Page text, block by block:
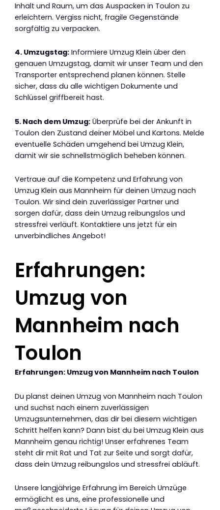
Inhalt und Raum, um das Auspacken in Toulon zu
erleichtern. Vergiss nicht, fragile Gegenstände
sorgfältig zu verpacken.
4. Umzugstag: Informiere Umzug Klein über den
genauen Umzugstag, damit wir unser Team und den
Transporter entsprechend planen können. Stelle
sicher, dass du alle wichtigen Dokumente und
Schlüssel griffbereit hast.
5. Nach dem Umzug: Überprüfe bei der Ankunft in
Toulon den Zustand deiner Möbel und Kartons. Melde
eventuelle Schäden umgehend bei Umzug Klein,
damit wir sie schnellstmöglich beheben können.
Vertraue auf die Kompetenz und Erfahrung von
Umzug Klein aus Mannheim für deinen Umzug nach
Toulon. Wir sind dein zuverlässiger Partner und
sorgen dafür, dass dein Umzug reibungslos und
stressfrei verläuft. Kontaktiere uns jetzt für ein
unverbindliches Angebot!
Erfahrungen:
Umzug von
Mannheim nach
Toulon
Erfahrungen: Umzug von Mannheim nach Toulon
Du planst deinen Umzug von Mannheim nach Toulon
und suchst nach einem zuverlässigen
Umzugsunternehmen, das dir bei diesem wichtigen
Schritt helfen kann? Dann bist du bei Umzug Klein aus
Mannheim genau richtig! Unser erfahrenes Team
steht dir mit Rat und Tat zur Seite und sorgt dafür,
dass dein Umzug reibungslos und stressfrei abläuft.
Unsere langjährige Erfahrung im Bereich Umzüge
ermöglicht es uns, eine professionelle und